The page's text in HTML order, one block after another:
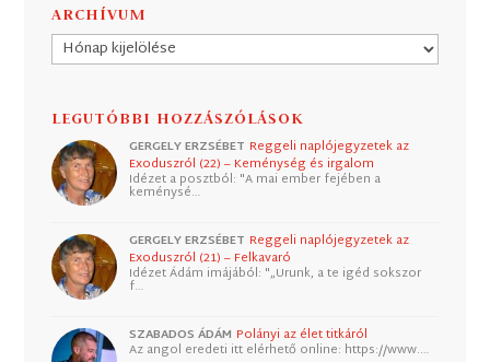
ARCHÍVUM
Archívum
LEGUTÓBBI HOZZÁSZÓLÁSOK
GERGELY ERZSÉBET Reggeli naplójegyzetek az
Exoduszról (22) – Keménység és irgalom
Idézet a posztból: "A mai ember fejében a
keménysé…
GERGELY ERZSÉBET Reggeli naplójegyzetek az
Exoduszról (21) – Felkavaró
Idézet Ádám imájából: "„Urunk, a te igéd sokszor
f…
SZABADOS ÁDÁM Polányi az élet titkáról
Az angol eredeti itt elérhető online: https://www.…